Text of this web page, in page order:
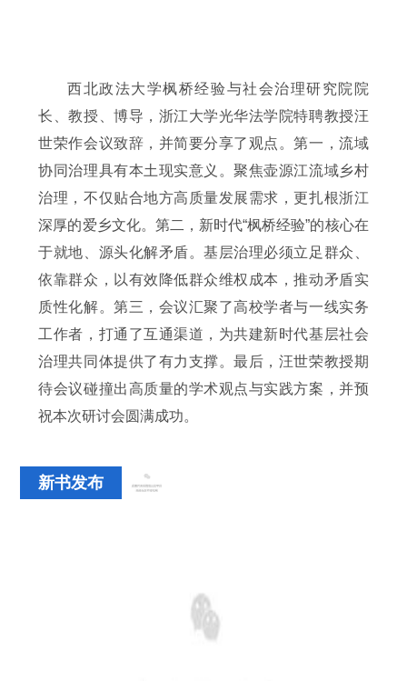
西北政法大学枫桥经验与社会治理研究院院
长、教授、博导，浙江大学光华法学院特聘教授汪
世荣作会议致辞，并简要分享了观点。第一，流域
协同治理具有本土现实意义。聚焦壶源江流域乡村
治理，不仅贴合地方高质量发展需求，更扎根浙江
深厚的爱乡文化。第二，新时代“枫桥经验”的核心在
于就地、源头化解矛盾。基层治理必须立足群众、
依靠群众，以有效降低群众维权成本，推动矛盾实
质性化解。第三，会议汇聚了高校学者与一线实务
工作者，打通了互通渠道，为共建新时代基层社会
治理共同体提供了有力支撑。最后，汪世荣教授期
待会议碰撞出高质量的学术观点与实践方案，并预
祝本次研讨会圆满成功。
新书发布